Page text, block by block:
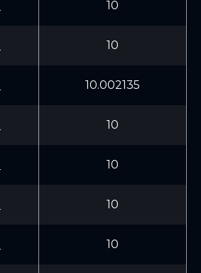
10
10
10.002135
10
10
10
10